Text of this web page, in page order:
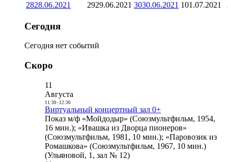
2828.06.2021 2929.06.2021 3030.06.2021 101.07.2021
Сегодня
Сегодня нет событий
Скоро
11
Августа
11:30- 12:30
Виртуальный концертный зал 0+
Показ м/ф «Мойдодыр» (Союзмультфильм, 1954,
16 мин.); «Ивашка из Дворца пионеров»
(Союзмультфильм, 1981, 10 мин.); «Паровозик из
Ромашкова» (Союзмультфильм, 1967, 10 мин.)
(Ульяновой, 1, зал № 12)